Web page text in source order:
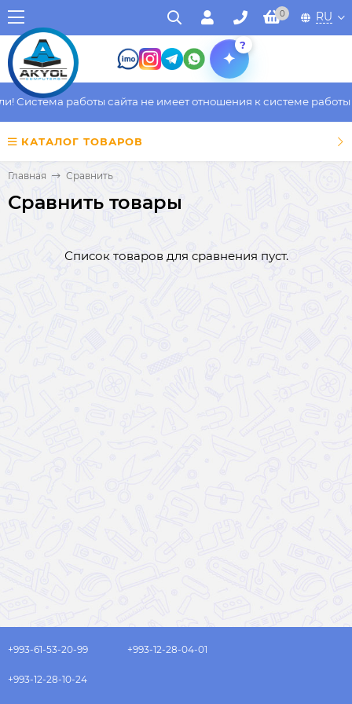
0 RU
?
Система работы сайта не имеет отношения к системе работы
КАТАЛОГ ТОВАРОВ
Главная Сравнить
Сравнить товары
Список товаров для сравнения пуст.
+993-61-53-20-99 +993-12-28-04-01
+993-12-28-10-24